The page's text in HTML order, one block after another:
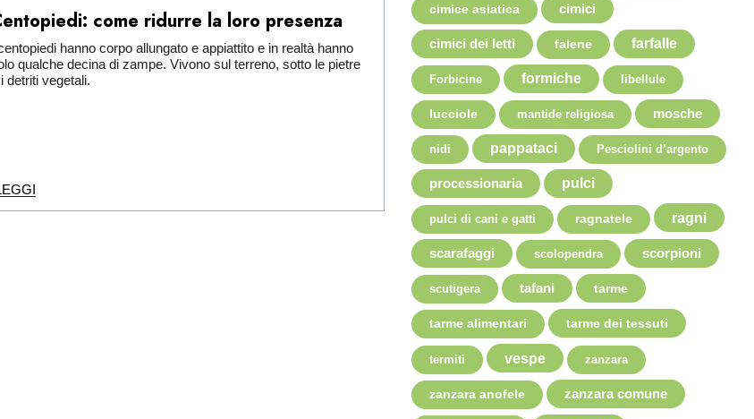
come ridurre la loro presenza
hanno corpo allungato e appiattito e in realtà hanno
qualche decina di zampe. Vivono sul terreno, sotto le pietre
detriti vegetali.
cimice asiatica cimici
cimici dei letti falene farfalle
Forbicine formiche libellule
lucciole mantide religiosa mosche
nidi pappataci Pesciolini d’argento
processionaria pulci
pulci di cani e gatti ragnatele ragni
scarafaggi scolopendra scorpioni
scutigera tafani tarme
tarme alimentari tarme dei tessuti
termiti vespe zanzara
zanzara anofele zanzara comune